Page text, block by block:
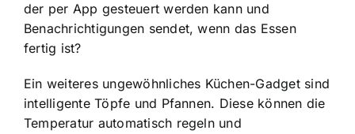
der per App gesteuert werden kann und
Benachrichtigungen sendet, wenn das Essen
fertig ist?
Ein weiteres ungewöhnliches Küchen-Gadget sind
intelligente Töpfe und Pfannen. Diese können die
Temperatur automatisch regeln und